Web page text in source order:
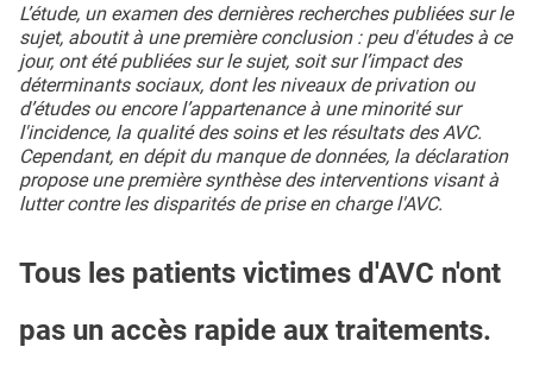
L’étude, un examen des dernières recherches publiées sur le
sujet, aboutit à une première conclusion : peu d'études à ce
jour, ont été publiées sur le sujet, soit sur l’impact des
déterminants sociaux, dont les niveaux de privation ou
d’études ou encore l’appartenance à une minorité sur
l'incidence, la qualité des soins et les résultats des AVC.
Cependant, en dépit du manque de données, la déclaration
propose une première synthèse des interventions visant à
lutter contre les disparités de prise en charge l'AVC.
Tous les patients victimes d'AVC n'ont
pas un accès rapide aux traitements.